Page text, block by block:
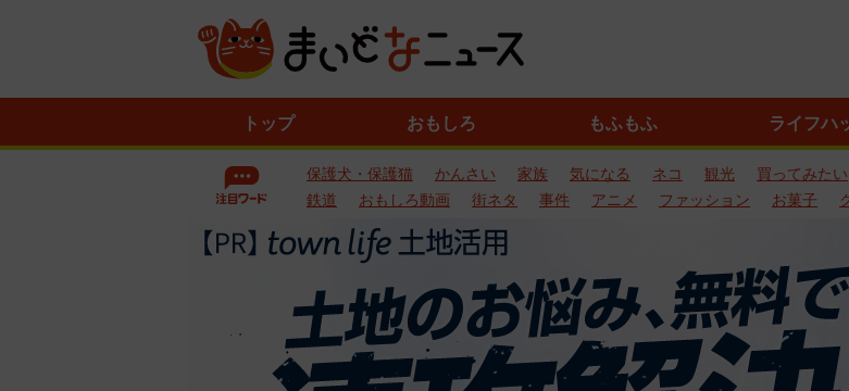
トップ おもしろ もふもふ ライフハ
保護犬・保護猫 かんさい 家族 気になる ネコ 観光 買ってみたい
鉄道
おもしろ動画 街ネタ 事件 アニメ ファッション お菓子